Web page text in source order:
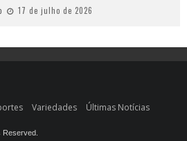
17 de julho de 2026
Variedades Últimas Notícias
Reserved.